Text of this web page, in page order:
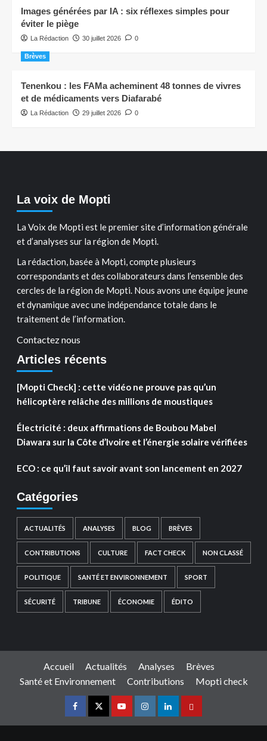
Images générées par IA : six réflexes simples pour
éviter le piège
La Rédaction 30 juillet 2026 0
Brèves
Tenenkou : les FAMa acheminent 48 tonnes de vivres
et de médicaments vers Diafarabé
La Rédaction 29 juillet 2026 0
La voix de Mopti
La Voix de Mopti est le premier site d’information générale
et d’analyses sur la région de Mopti.
La rédaction, basée à Mopti, compte plusieurs
correspondants et des collaborateurs dans l’ensemble des
cercles de la région de Mopti. Nous avons une équipe jeune
et dynamique avec une indépendance totale dans le
traitement de l’information.
Contactez nous
Articles récents
[Mopti Check] : cette vidéo ne prouve pas qu’un
hélicoptère relâche des millions de moustiques
Électricité : deux affirmations de Boubou Mabel
Diawara sur la Côte d’Ivoire et l’énergie solaire vérifiées
ECO : ce qu’il faut savoir avant son lancement en 2027
Catégories
ACTUALITÉS ANALYSES BLOG BRÈVES
CONTRIBUTIONS CULTURE FACT CHECK NON CLASSÉ
POLITIQUE SANTÉ ET ENVIRONNEMENT SPORT
SÉCURITÉ TRIBUNE ÉCONOMIE ÉDITO
Accueil Actualités Analyses
Brèves
Santé et Environnement
Contributions Mopti check